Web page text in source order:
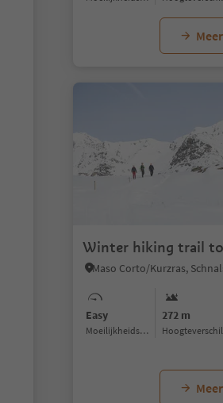
Winter hiking trail to
Easy
Moeilijkheidsgraad
272 m
Hoogteverschil